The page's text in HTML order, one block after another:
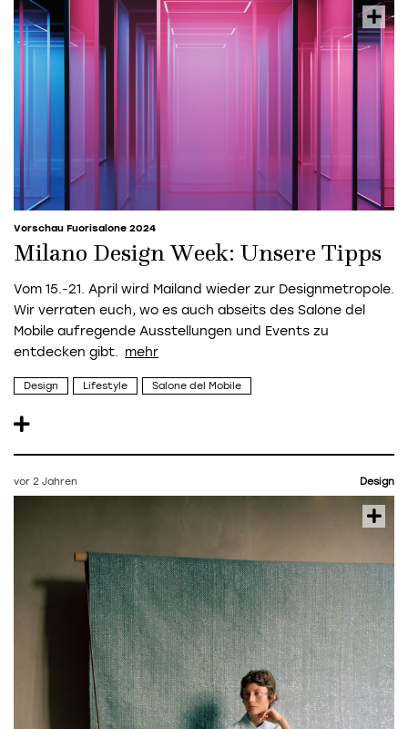
Vorschau Fuorisalone 2024
Milano Design Week: Unsere Tipps
Vom 15.-21. April wird Mailand wieder zur Designmetropole.
Wir verraten euch, wo es auch abseits des Salone del
Mobile aufregende Ausstellungen und Events zu
entdecken gibt.
Design Lifestyle Salone del Mobile
vor 2 Jahren Design